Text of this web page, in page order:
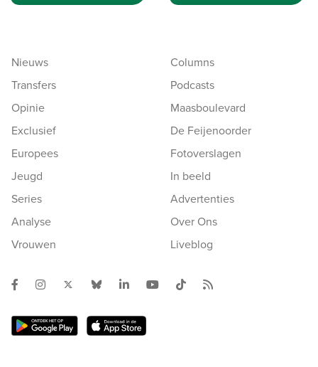
Nieuws
Transfers
Opinie
Exclusief
Europees
Jeugd
Series
Analyse
Vrouwen
Columns
Podcasts
Maasboulevard
De Feijenoorder
Fotoverslagen
In beeld
Advertenties
Over Ons
Liveblog